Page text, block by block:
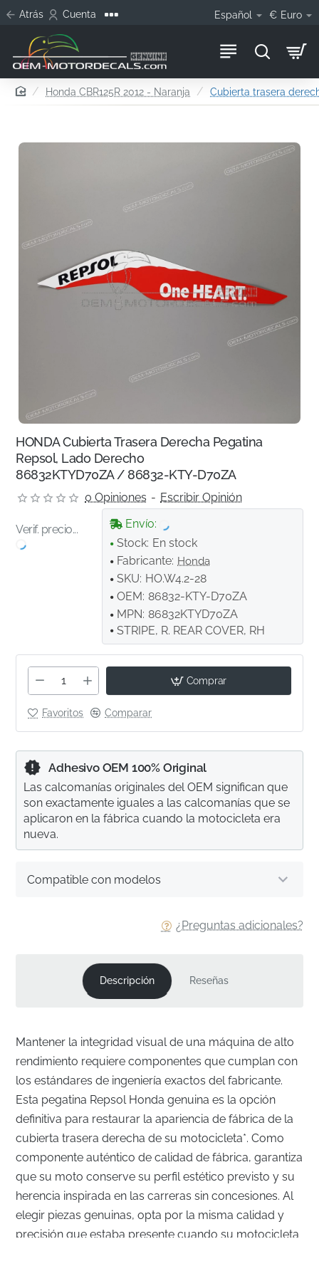
Atrás Cuenta Español € Euro
homeHonda CBR125R 2012 - Naranja Cubierta trasera
HONDA Cubierta Trasera Derecha Pegatina
Repsol, Lado Derecho
86832KTYD70ZA / 86832-KTY-D70ZA
0 Opiniones - Escribir Opinión
Verif. precio...
Envío:
Stock: En stock
Fabricante: Honda
SKU: HO.W4.2-28
OEM: 86832-KTY-D70ZA
MPN: 86832KTYD70ZA
STRIPE, R. REAR COVER, RH
Comprar
Favoritos Comparar
¿Preguntas adicionales?
Compatible con modelos
Adhesivo OEM 100% Original
Las calcomanías originales del OEM significan que
son exactamente iguales a las calcomanías que se
aplicaron en la fábrica cuando la motocicleta era
nueva.
Descripción Reseñas
Mantener la integridad visual de una máquina de alto
rendimiento requiere componentes que cumplan con
los estándares de ingeniería exactos del fabricante.
Esta pegatina Repsol Honda genuina es la opción
definitiva para restaurar la apariencia de fábrica de la
cubierta trasera derecha de su motocicleta*. Como
componente auténtico de calidad de fábrica, garantiza
que su moto conserve su perfil estético previsto y su
herencia inspirada en las carreras sin concesiones. Al
elegir piezas genuinas, opta por la misma calidad y
precisión que estaba presente cuando su motocicleta